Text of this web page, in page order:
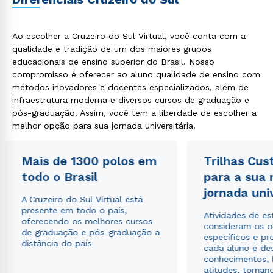
Ao escolher a Cruzeiro do Sul Virtual, você conta com a
qualidade e tradição de um dos maiores grupos
educacionais de ensino superior do Brasil. Nosso
compromisso é oferecer ao aluno qualidade de ensino com
métodos inovadores e docentes especializados, além de
infraestrutura moderna e diversos cursos de graduação e
pós-graduação. Assim, você tem a liberdade de escolher a
melhor opção para sua jornada universitária.
Mais de 1300 polos em
todo o Brasil
A Cruzeiro do Sul Virtual está
presente em todo o país,
oferecendo os melhores cursos
de graduação e pós-graduação a
distância do país
Trilhas
para a sua
jornada
Atividades de
consideram os
específicos e
cada aluno e
conhecimentos,
atitudes,
Rápido e fácil
WhatsApp
Estou de acordo com aPolítica de Privacidade.e
autorizo que meus dados sejam utilizados para o